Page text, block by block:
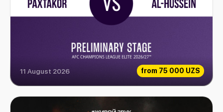
from 75 000 UZS
Paxtakor vs Al-Hussein
11 August 2026